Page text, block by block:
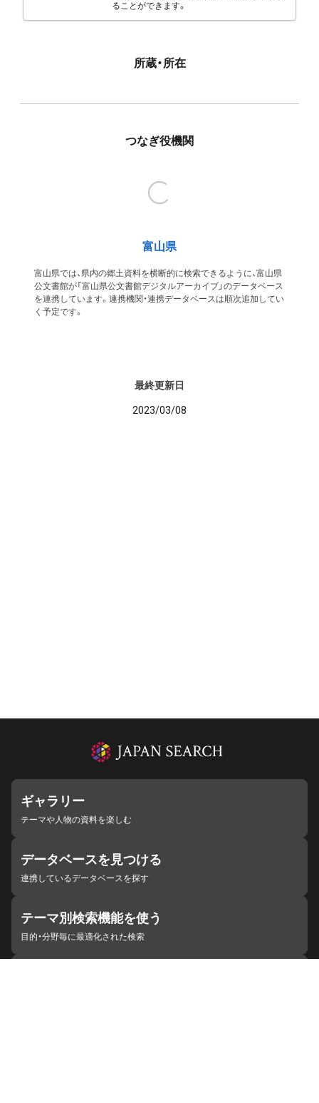
ることができます。
所蔵・所在
つなぎ役機関
富山県
富山県では、県内の郷土資料を横断的に検索できるように、富山県
公文書館が「富山県公文書館デジタルアーカイブ」のデータベース
を連携しています。連携機関・連携データベースは順次追加してい
く予定です。
最終更新日
2023/03/08
ギャラリー
テーマや人物の資料を楽しむ
データベースを見つける
連携しているデータベースを探す
テーマ別検索機能を使う
目的・分野毎に最適化された検索